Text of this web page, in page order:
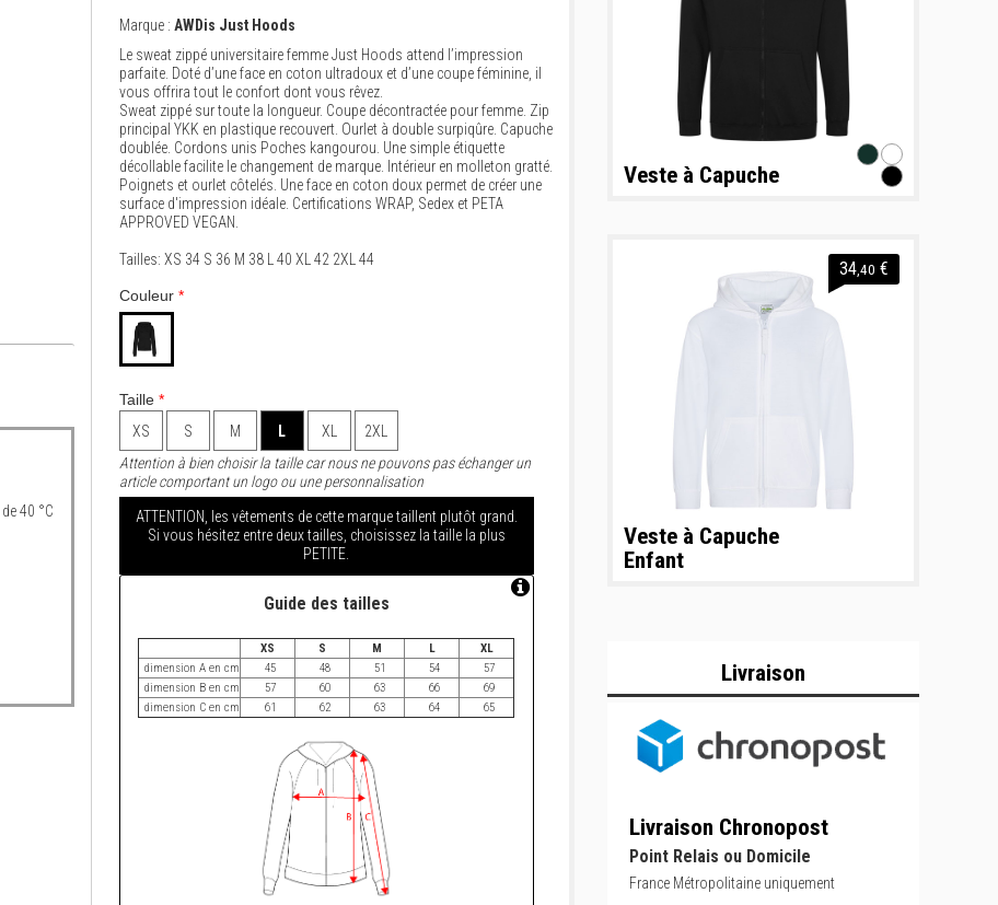
40 °C
Marque : AWDis Just Hoods
Le sweat zippé universitaire femme Just Hoods attend l’impression
parfaite. Doté d’une face en coton ultradoux et d’une coupe féminine, il
vous offrira tout le confort dont vous rêvez.
Sweat zippé sur toute la longueur. Coupe décontractée pour femme. Zip
principal YKK en plastique recouvert. Ourlet à double surpiqûre. Capuche
doublée. Cordons unis Poches kangourou. Une simple étiquette
décollable facilite le changement de marque. Intérieur en molleton gratté.
Poignets et ourlet côtelés. Une face en coton doux permet de créer une
surface d'impression idéale. Certifications WRAP, Sedex et PETA
APPROVED VEGAN.
Tailles: XS 34 S 36 M 38 L 40 XL 42 2XL 44
Couleur*
Taille *
XS
S M L XL
2XL
Attention à bien choisir la taille car nous ne pouvons pas échanger un
article comportant un logo ou une personnalisation
ATTENTION, les vêtements de cette marque taillent plutôt grand.
Si vous hésitez entre deux tailles, choisissez la taille la plus
PETITE.
Guide des tailles
XS S M L
XL
dimension A en cm
45 48 51 54
57
dimension B en cm
57 60 63 66
69
dimension C en cm
61 62 63 64 65
Veste à Capuche
34,40 €
Veste à Capuche
Enfant
Livraison
Livraison Chronopost
Point Relais ou Domicile
France Métropolitaine uniquement